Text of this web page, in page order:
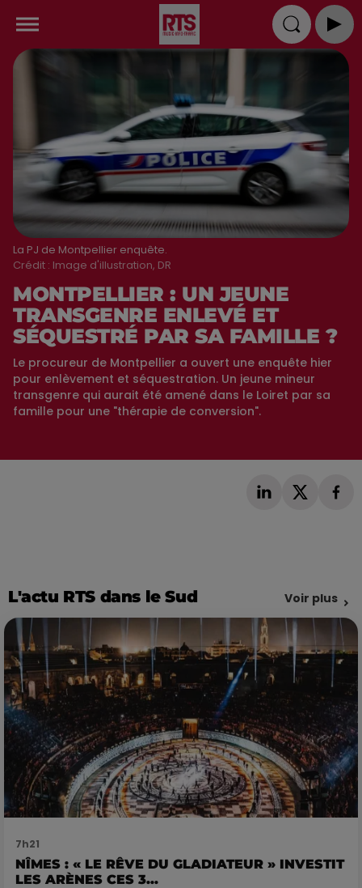
La PJ de Montpellier enquête.
Crédit : Image d'illustration, DR
MONTPELLIER : UN JEUNE
TRANSGENRE ENLEVÉ ET
SÉQUESTRÉ PAR SA FAMILLE ?
Le procureur de Montpellier a ouvert une enquête hier
pour enlèvement et séquestration. Un jeune mineur
transgenre qui aurait été amené dans le Loiret par sa
famille pour une "thérapie de conversion".
L'actu RTS dans le Sud Voir plus
7h21
NÎMES : « LE RÊVE DU GLADIATEUR » INVESTIT
LES ARÈNES CES 3...